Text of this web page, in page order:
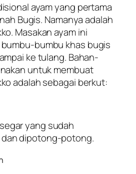
ayam yang pertama
Bugis. Namanya adalah
Masakan ayam ini
bumbu khas bugis
ke tulang. Bahan-
untuk membuat
adalah sebagai berkut:
yang sudah
dipotong-potong.